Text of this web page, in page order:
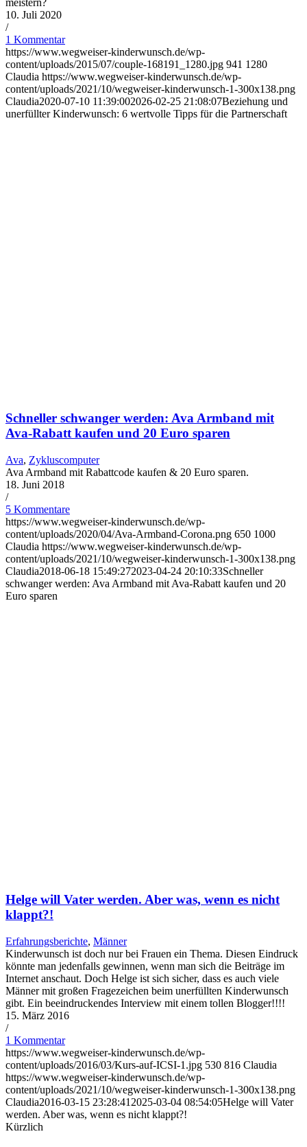
meistern?
10. Juli 2020
/
1 Kommentar
https://www.wegweiser-kinderwunsch.de/wp-
content/uploads/2015/07/couple-168191_1280.jpg 941 1280
Claudia https://www.wegweiser-kinderwunsch.de/wp-
content/uploads/2021/10/wegweiser-kinderwunsch-1-300x138.png
Claudia2020-07-10 11:39:002026-02-25 21:08:07Bezie­hung und
uner­füll­ter Kin­der­wunsch: 6 wert­vol­le Tipps für die Part­ner­schaft
Schnel­ler schwan­ger wer­den: Ava Arm­band mit
Ava-Rabatt kau­fen und 20 Euro spa­ren
Ava, Zykluscomputer
Ava Armband mit Rabattcode kaufen & 20 Euro sparen.
18. Juni 2018
/
5 Kommentare
https://www.wegweiser-kinderwunsch.de/wp-
content/uploads/2020/04/Ava-Armband-Corona.png 650 1000
Claudia https://www.wegweiser-kinderwunsch.de/wp-
content/uploads/2021/10/wegweiser-kinderwunsch-1-300x138.png
Claudia2018-06-18 15:49:272023-04-24 20:10:33Schnel­ler
schwan­ger wer­den: Ava Arm­band mit Ava-Rabatt kau­fen und 20
Euro spa­ren
Hel­ge will Vater wer­den. Aber was, wenn es nicht
klappt?!
Erfahrungsberichte, Männer
Kinderwunsch ist doch nur bei Frauen ein Thema. Diesen Eindruck
könnte man jedenfalls gewinnen, wenn man sich die Beiträge im
Internet anschaut. Doch Helge ist sich sicher, dass es auch viele
Männer mit großen Fragezeichen beim unerfüllten Kinderwunsch
gibt. Ein beeindruckendes Interview mit einem tollen Blogger!!!!
15. März 2016
/
1 Kommentar
https://www.wegweiser-kinderwunsch.de/wp-
content/uploads/2016/03/Kurs-auf-ICSI-1.jpg 530 816 Claudia
https://www.wegweiser-kinderwunsch.de/wp-
content/uploads/2021/10/wegweiser-kinderwunsch-1-300x138.png
Claudia2016-03-15 23:28:41 2025-03-04 08:54:05Hel­ge will Vater
wer­den. Aber was, wenn es nicht klappt?!
Kürzlich